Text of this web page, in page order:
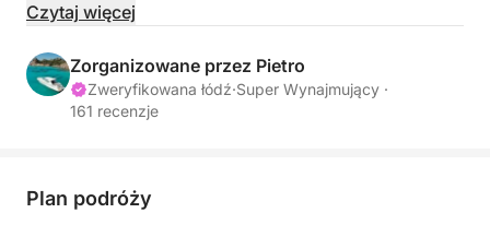
z najbardziej spokojnych i zapierających dech w
połączenie spokoju, naturalnego piękna i relaksu.
Najpierw zatrzymamy się na Spargi, wyspie słynącej
odosobnionych zatoczkach, nurkować pośród
Czytaj więcej
Zorganizowane przez Pietro
Zweryfikowana łódź·Super Wynajmujący ·
161 recenzje
Plan podróży